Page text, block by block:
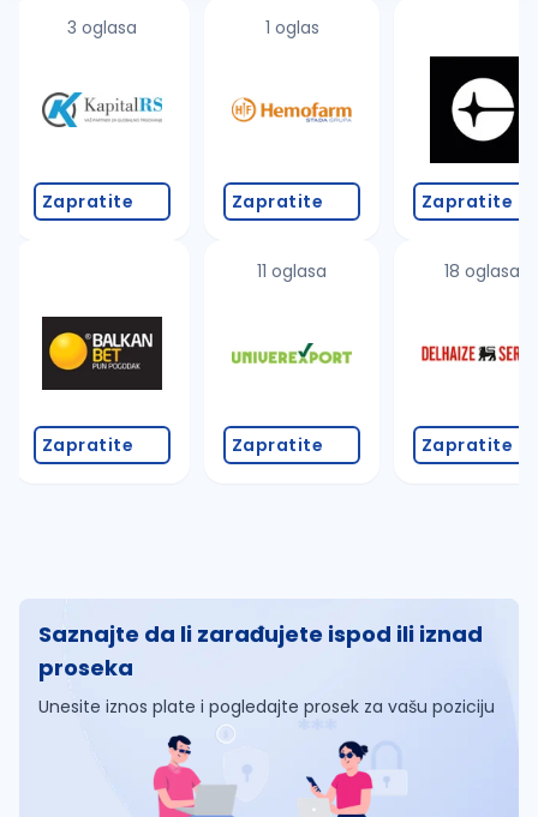
3 oglasa
Zapratite
Zapratite
1 oglas
Zapratite
11 oglasa
Zapratite
Zapratite
18 oglasa
Zapratite
Saznajte da li zarađujete ispod ili iznad
proseka
Unesite iznos plate i pogledajte prosek za vašu poziciju